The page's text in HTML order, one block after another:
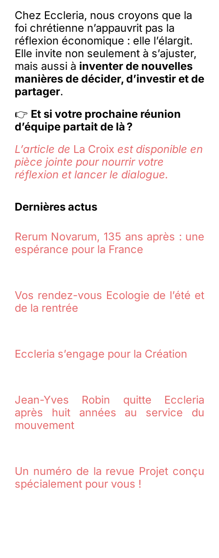
Chez Eccleria, nous croyons que la
foi chrétienne n’appauvrit pas la
réflexion économique : elle l’élargit.
Elle invite non seulement à s’ajuster,
mais aussi à inventer de nouvelles
manières de décider, d’investir et de
partager.
👉 Et si votre prochaine réunion
d’équipe partait de là ?
L’article de La Croix est disponible en
pièce jointe pour nourrir votre
réflexion et lancer le dialogue.
Dernières actus
Rerum Novarum, 135 ans après : une
espérance pour la France
Vos rendez-vous Ecologie de l’été et
de la rentrée
Eccleria s’engage pour la Création
Jean-Yves Robin quitte Eccleria
après huit années au service du
mouvement
Un numéro de la revue Projet conçu
spécialement pour vous !